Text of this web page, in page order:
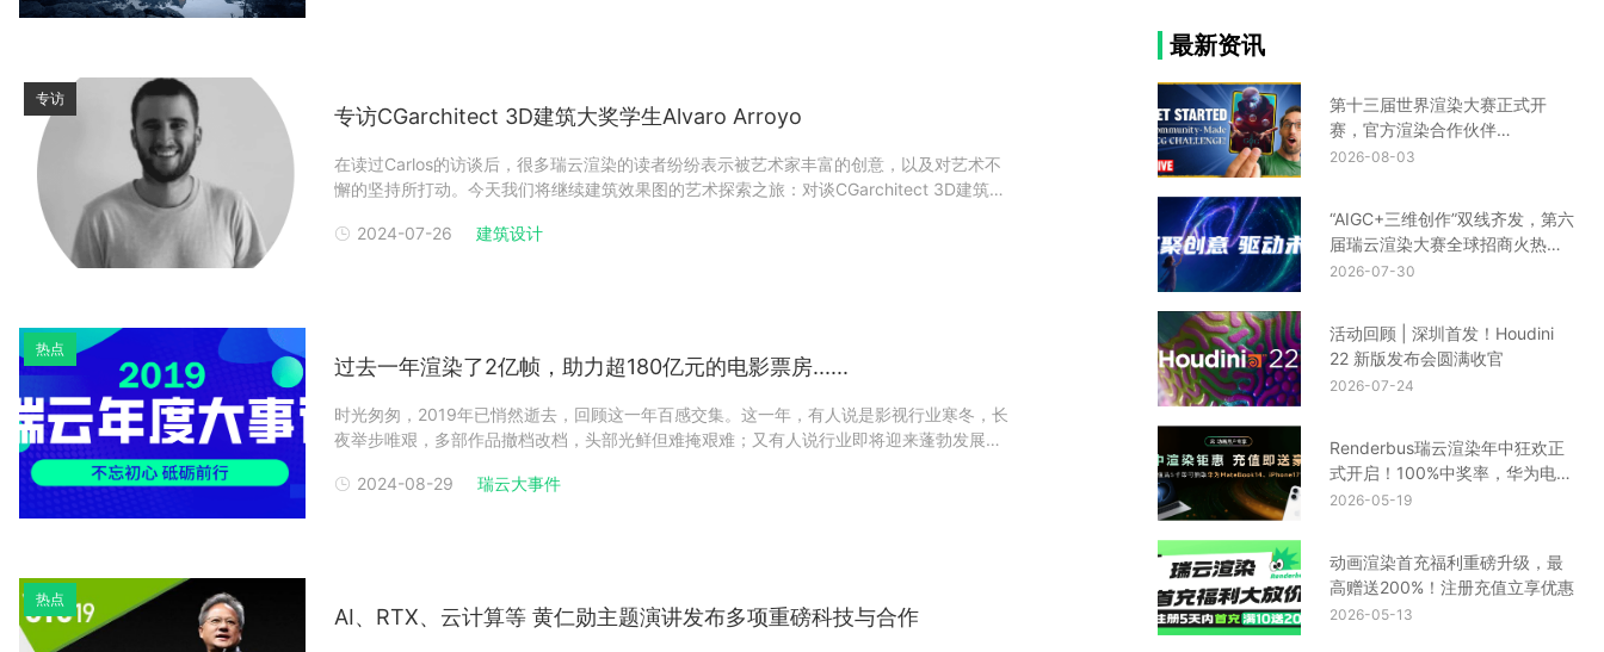
专访CGarchitect 3D建筑大奖学生Alvaro Arroyo
在读过Carlos的访谈后，很多瑞云渲染的读者纷纷表示被艺术家丰富的创意，以及对艺术不
懈的坚持所打动。今天我们将继续建筑效果图的艺术探索之旅：对谈CGarchitect 3D建筑大
School-ing。鸣谢:School-in
2024-07-26 建筑设计
专访
过去一年渲染了2亿帧，助力超180亿元的电影票房......
时光匆匆，2019年已悄然逝去，回顾这一年百感交集。这一年，有人说是影视行业寒冬，长
夜举步唯艰，多部作品撤档改档，头部光鲜但难掩艰难；又有人说行业即将迎来蓬勃发展，
积蓄力量，等待厚积薄发的那天。这一年，瑞云人不忘初心，砥砺前行，伴你身旁推进度，
2024-08-29 瑞云大事件
热点
AI、RTX、云计算等 黄仁勋主题演讲发布多项重磅科技与合作
热点
最新资讯
第十三届世界渲染大赛正式开
赛，官方渲染合作伙伴
Renderbus瑞云渲染助您渲力全
2026-08-03
“AIGC+三维创作”双线齐发，第六
届瑞云渲染大赛全球招商火热进
行中！
2026-07-30
活动回顾 | 深圳首发！Houdini
22 新版发布会圆满收官
2026-07-24
Renderbus瑞云渲染年中狂欢正
式开启！100%中奖率，华为电
脑、iPhone17等你来拿
2026-05-19
动画渲染首充福利重磅升级，最
高赠送200%！注册充值立享优惠
2026-05-13